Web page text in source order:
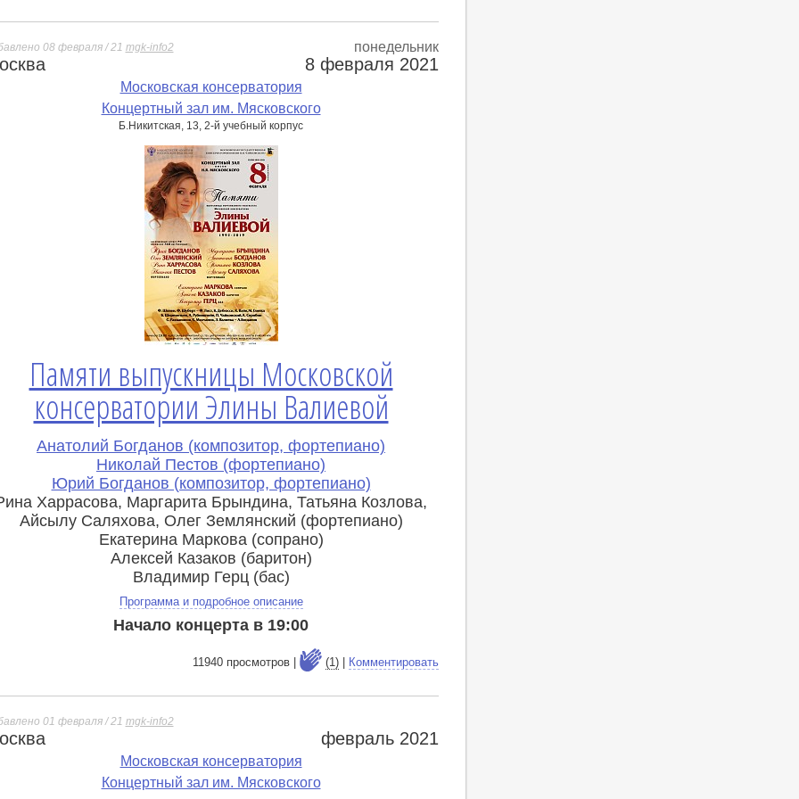
08 февраля / 21 mgk-info2 понедельник
8 февраля 2021
Московская консерватория
Концертный зал им. Мясковского
Б.Никитская, 13, 2-й учебный корпус
Памяти выпускницы Московской
консерватории Элины Валиевой
Анатолий Богданов (композитор, фортепиано)
Николай Пестов (фортепиано)
Юрий Богданов (композитор, фортепиано)
Харрасова, Маргарита Брындина, Татьяна Козлова,
Айсылу Саляхова, Олег Землянский (фортепиано)
Екатерина Маркова (сопрано)
Алексей Казаков (баритон)
Владимир Герц (бас)
Программа и подробное описание
Начало концерта в 19:00
11940 просмотров | (1)| Комментировать
01 февраля / 21 mgk-info2
февраль 2021
Московская консерватория
Концертный зал им. Мясковского